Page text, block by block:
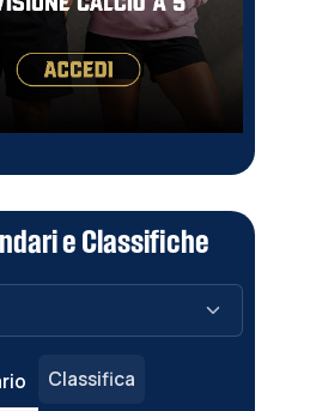
e Classifiche
Classifica